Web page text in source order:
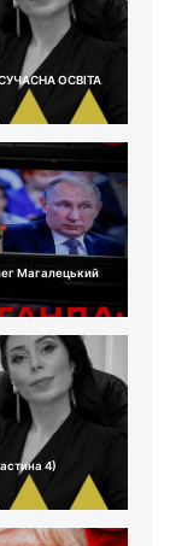
ОСВІТА
Магалецький
4)